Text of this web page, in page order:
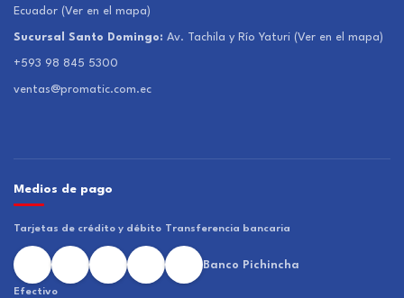
Ecuador (Ver en el mapa)
Sucursal Santo Domingo: Av. Tachila y Río Yaturi (Ver en el mapa)
+593 98 845 5300
ventas@promatic.com.ec
Medios de pago
Tarjetas de crédito y débito Transferencia bancaria
Banco Pichincha
Efectivo